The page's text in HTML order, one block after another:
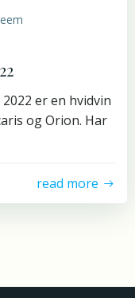
er en hvidvin
og Orion. Har
read more